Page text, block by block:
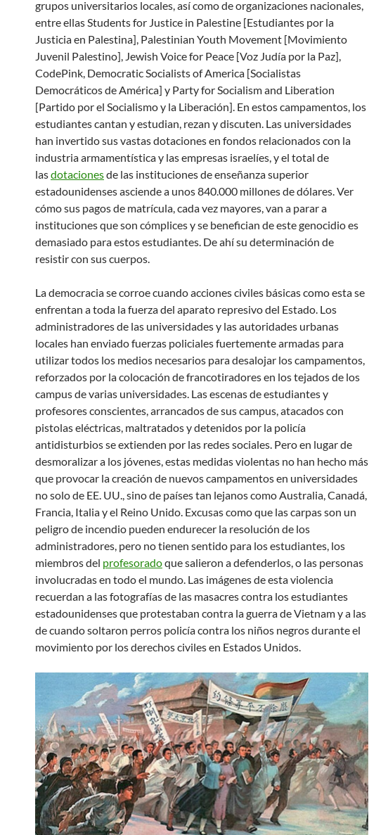
grupos universitarios locales, así como de organizaciones nacionales,
entre ellas Students for Justice in Palestine [Estudiantes por la
Justicia en Palestina], Palestinian Youth Movement [Movimiento
Juvenil Palestino], Jewish Voice for Peace [Voz Judía por la Paz],
CodePink, Democratic Socialists of America [Socialistas
Democráticos de América] y Party for Socialism and Liberation
[Partido por el Socialismo y la Liberación]. En estos campamentos, los
estudiantes cantan y estudian, rezan y discuten. Las universidades
han invertido sus vastas dotaciones en fondos relacionados con la
industria armamentística y las empresas israelíes, y el total de
lasdotacionesde las instituciones de enseñanza superior
estadounidenses asciende a unos 840.000 millones de dólares. Ver
cómo sus pagos de matrícula, cada vez mayores, van a parar a
instituciones que son cómplices y se benefician de este genocidio es
demasiado para estos estudiantes. De ahí su determinación de
resistir con sus cuerpos.
La democracia se corroe cuando acciones civiles básicas como esta se
enfrentan a toda la fuerza del aparato represivo del Estado. Los
administradores de las universidades y las autoridades urbanas
locales han enviado fuerzas policiales fuertemente armadas para
utilizar todos los medios necesarios para desalojar los campamentos,
reforzados por la colocación de francotiradores en los tejados de los
campus de varias universidades. Las escenas de estudiantes y
profesores conscientes, arrancados de sus campus, atacados con
pistolas eléctricas, maltratados y detenidos por la policía
antidisturbios se extienden por las redes sociales. Pero en lugar de
desmoralizar a los jóvenes, estas medidas violentas no han hecho más
que provocar la creación de nuevos campamentos en universidades
no solo de EE. UU., sino de países tan lejanos como Australia, Canadá,
Francia, Italia y el Reino Unido. Excusas como que las carpas son un
peligro de incendio pueden endurecer la resolución de los
administradores, pero no tienen sentido para los estudiantes, los
miembros del profesoradoque salieron a defenderlos, o las personas
involucradas en todo el mundo. Las imágenes de esta violencia
recuerdan a las fotografías de las masacres contra los estudiantes
estadounidenses que protestaban contra la guerra de Vietnam y a las
de cuando soltaron perros policía contra los niños negros durante el
movimiento por los derechos civiles en Estados Unidos.